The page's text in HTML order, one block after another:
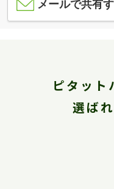
メールで共有
ピタット
選ば